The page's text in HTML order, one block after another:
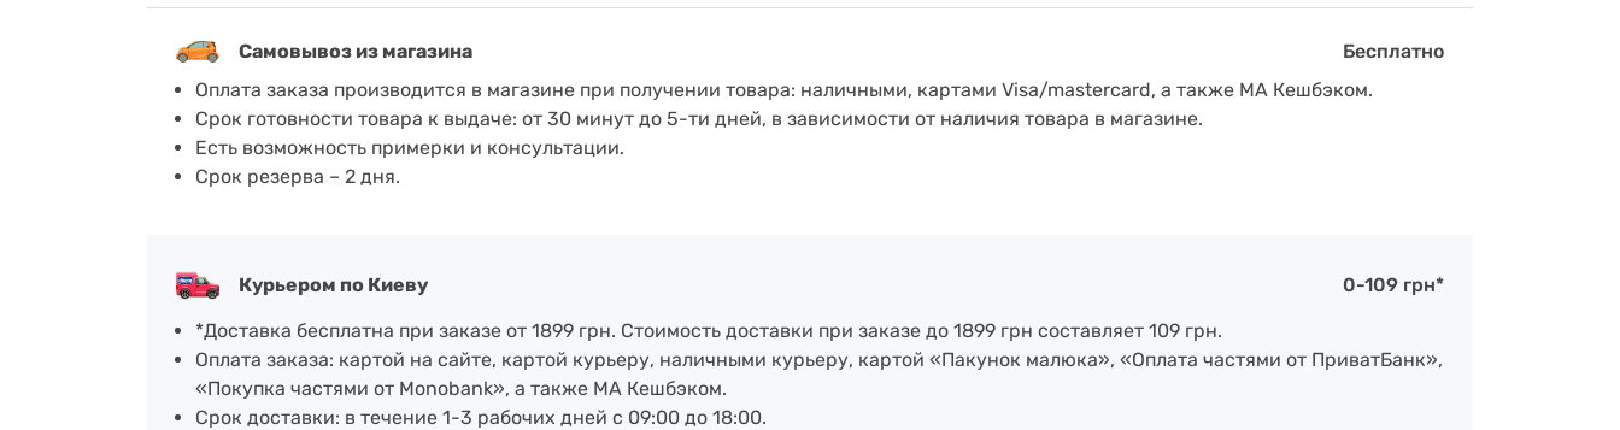
Самовывоз из магазина
Бесплатно
Оплата заказа производится в магазине при получении товара: наличными, картами Visa/mastercard, а также МА Кешбэком.
Срок готовности товара к выдаче: от 30 минут до 5-ти дней, в зависимости от наличия товара в магазине.
Есть возможность примерки и консультации.
Срок резерва – 2 дня.
Курьером по Киеву
0-109 грн*
*Доставка бесплатна при заказе от 1899 грн. Стоимость доставки при заказе до 1899 грн составляет 109 грн.
Оплата заказа: картой на сайте, картой курьеру, наличными курьеру, картой «Пакунок малюка», «Оплата частями от ПриватБанк»,
«Покупка частями от Monobank», а также МА Кешбэком.
Срок доставки: в течение 1-3 рабочих дней с 09:00 до 18:00.